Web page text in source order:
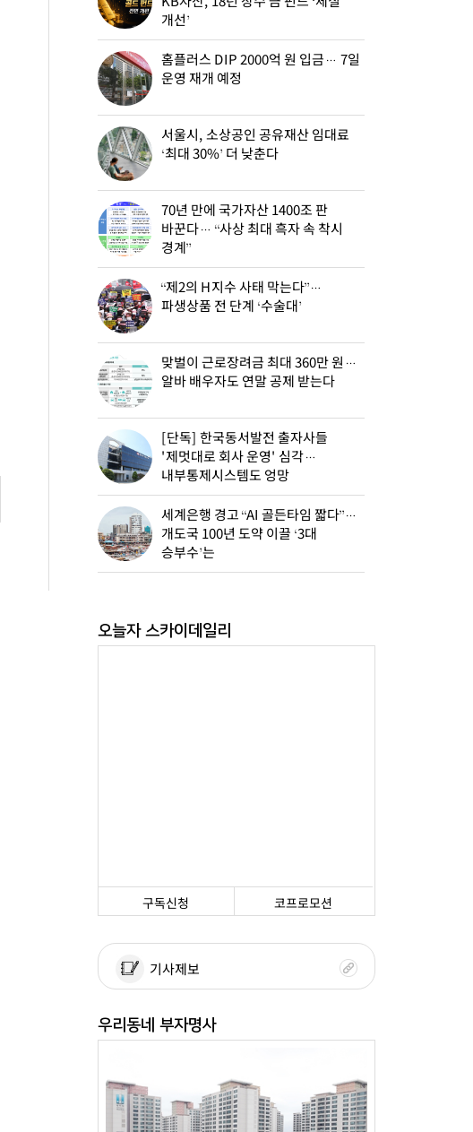
개선’
홈플러스 DIP 2000억 원 입금… 7일
운영 재개 예정
서울시, 소상공인 공유재산 임대료
‘최대 30%’ 더 낮춘다
70년 만에 국가자산 1400조 판
바꾼다… “사상 최대 흑자 속 착시
경계”
“제2의 H지수 사태 막는다”…
파생상품 전 단계 ‘수술대’
맞벌이 근로장려금 최대 360만 원…
알바 배우자도 연말 공제 받는다
[단독] 한국동서발전 출자사들
'제멋대로 회사 운영' 심각…
내부통제시스템도 엉망
세계은행 경고 “AI 골든타임 짧다”…
개도국 100년 도약 이끌 ‘3대
승부수’는
오늘자 스카이데일리
구독신청 코프로모션
기사제보
우리동네 부자명사